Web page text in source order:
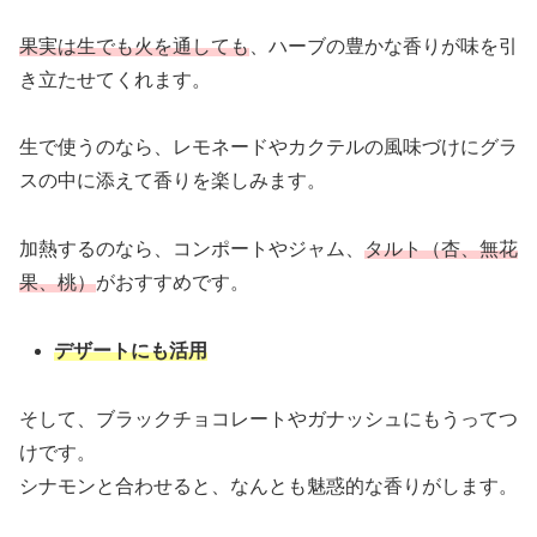
果実は生でも火を通しても 、ハーブの豊かな香りが味を引
き立たせてくれます。
生で使うのなら、レモネードやカクテルの風味づけにグラ
スの中に添えて香りを楽しみます。
加熱するのなら、コンポートやジャム、 タルト（杏、無花
果、桃）がおすすめです。
デザートにも活用
そして、ブラックチョコレートやガナッシュにもうってつ
けです。
シナモンと合わせると、なんとも魅惑的な香りがします。